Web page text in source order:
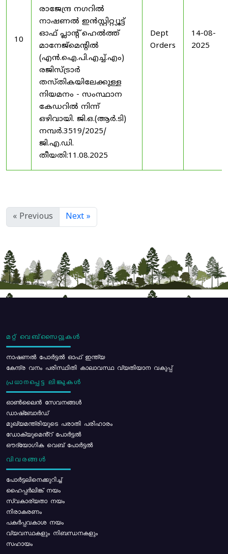
10
രാജേന്ദ്ര നഗറിൽ
നാഷണൽ ഇൻസ്റ്റിറ്റ്യൂട്ട്
ഓഫ് പ്ലാന്റ് ഹെൽത്ത്
മാനേജ്‌മെന്റിൽ
(എൻ.ഐ.പി.എച്ച്.എം)
രജിസ്ട്രാർ
തസ്തികയിലേക്കുള്ള
നിയമനം - സംസ്ഥാന
കേഡറിൽ നിന്ന്
ഒഴിവായി. ജി.ഒ.(ആർ.ടി)
നമ്പർ.3519/2025/
ജി.എ.ഡി.
തീയതി:11.08.2025
Dept
Orders
14-08-
2025
« Previous Next »
മറ്റ് വെബ്സൈറ്റുകൾ
നാഷണൽ പോർട്ടൽ ഓഫ് ഇന്ത്യ
കേന്ദ്ര വനം പരിസ്ഥിതി കാലാവസ്ഥ വ്യതിയാന വകുപ്പ്
പ്രധാനപ്പെട്ട ലിങ്കുകൾ
ഓൺലൈൻ സേവനങ്ങൾ
ഡാഷ്ബോർഡ്
മുഖ്യമന്ത്രിയുടെ പരാതി പരിഹാരം
ഡോക്യുമെൻ്റ് പോർട്ടൽ
ഔദ്യോഗിക വെബ് പോർട്ടൽ
വിവരങ്ങൾ
പോര്‍ട്ടലിനെക്കുറിച്ച്
ഹൈപ്പർലിങ്ക് നയം
സ്വകാര്യതാ നയം
നിരാകരണം
പകർപ്പവകാശ നയം
വ്യവസ്ഥകളും നിബന്ധനകളും
സഹായം